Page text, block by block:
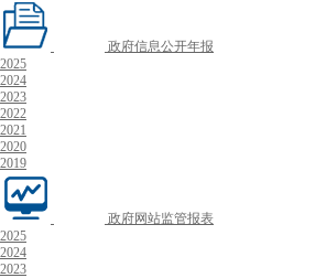
政府信息公开年报
2025
2024
2023
2022
2021
2020
2019
政府网站监管报表
2025
2024
2023